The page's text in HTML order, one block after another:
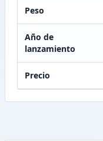
Peso
Año de
lanzamiento
Precio